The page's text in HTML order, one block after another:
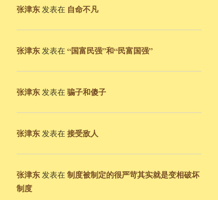
张津东 发表在 自命不凡
张津东 发表在“国富民强”和“民富国强”
张津东 发表在骗子和傻子
张津东 发表在接受敌人
张津东 发表在制度被制定的很严苛其实就是变相破坏
制度